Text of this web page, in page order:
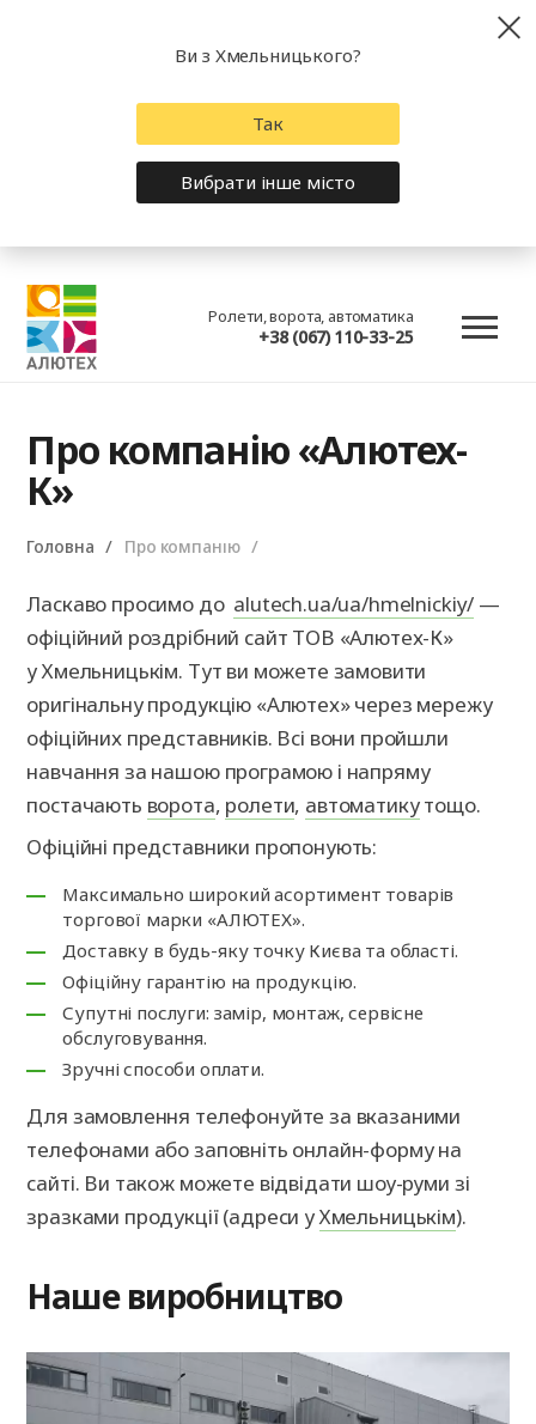
Ролети, ворота, автоматика
+38 (067) 110-33-25
Про компанію «Алютех-
К»
Головна Про компанію
Ласкаво просимо до alutech.ua/ua/hmelnickiy/ —
офіційний роздрібний сайт ТОВ «Алютех-К»
у Хмельницькім. Тут ви можете замовити
оригінальну продукцію «Алютех» через мережу
офіційних представників. Всі вони пройшли
навчання за нашою програмою і напряму
постачають ворота, ролети, автоматикутощо.
Офіційні представники пропонують:
Максимально широкий асортимент товарів
торгової марки «АЛЮТЕХ».
Доставку в будь-яку точку Києва та області.
Офіційну гарантію на продукцію.
Супутні послуги: замір, монтаж, сервісне
обслуговування.
Зручні способи оплати.
Для замовлення телефонуйте за вказаними
телефонами або заповніть онлайн-форму на
сайті. Ви також можете відвідати шоу-руми зі
зразками продукції (адреси уХмельницькім).
Наше виробництво
Ви з Хмельницького?
Так
Вибрати інше місто